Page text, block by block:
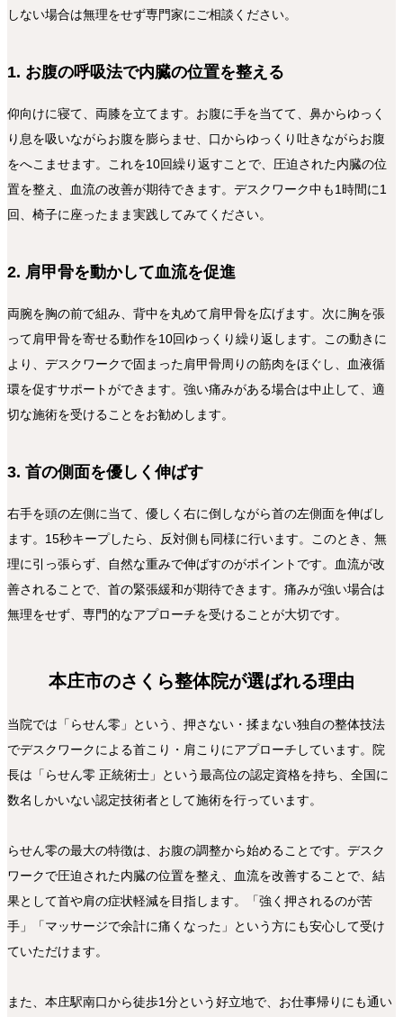
しない場合は無理をせず専門家にご相談ください。
1. お腹の呼吸法で内臓の位置を整える
仰向けに寝て、両膝を立てます。お腹に手を当てて、鼻からゆっく
り息を吸いながらお腹を膨らませ、口からゆっくり吐きながらお腹
をへこませます。これを10回繰り返すことで、圧迫された内臓の位
置を整え、血流の改善が期待できます。デスクワーク中も1時間に1
回、椅子に座ったまま実践してみてください。
2. 肩甲骨を動かして血流を促進
両腕を胸の前で組み、背中を丸めて肩甲骨を広げます。次に胸を張
って肩甲骨を寄せる動作を10回ゆっくり繰り返します。この動きに
より、デスクワークで固まった肩甲骨周りの筋肉をほぐし、血液循
環を促すサポートができます。強い痛みがある場合は中止して、適
切な施術を受けることをお勧めします。
3. 首の側面を優しく伸ばす
右手を頭の左側に当て、優しく右に倒しながら首の左側面を伸ばし
ます。15秒キープしたら、反対側も同様に行います。このとき、無
理に引っ張らず、自然な重みで伸ばすのがポイントです。血流が改
善されることで、首の緊張緩和が期待できます。痛みが強い場合は
無理をせず、専門的なアプローチを受けることが大切です。
本庄市のさくら整体院が選ばれる理由
当院では「らせん零」という、押さない・揉まない独自の整体技法
でデスクワークによる首こり・肩こりにアプローチしています。院
長は「らせん零 正統術士」という最高位の認定資格を持ち、全国に
数名しかいない認定技術者として施術を行っています。
らせん零の最大の特徴は、お腹の調整から始めることです。デスク
ワークで圧迫された内臓の位置を整え、血流を改善することで、結
果として首や肩の症状軽減を目指します。「強く押されるのが苦
手」「マッサージで余計に痛くなった」という方にも安心して受け
ていただけます。
また、本庄駅南口から徒歩1分という好立地で、お仕事帰りにも通い